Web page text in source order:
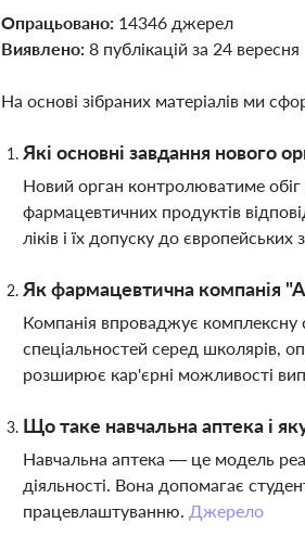
Опрацьовано: 14346 джерел
Виявлено: 8 публікацій за 24 вересня
На основі зібраних матеріалів ми
Які основні завдання нового
Новий орган контролюватиме обіг
фармацевтичних продуктів
ліків і їх допуску до європейських
Як фармацевтична компанія
Компанія впроваджує
спеціальностей серед школярів,
розширює кар'єрні можливості
Що таке навчальна аптека і
Навчальна аптека — це модель
діяльності. Вона допомагає
працевлаштуванню. Джерело